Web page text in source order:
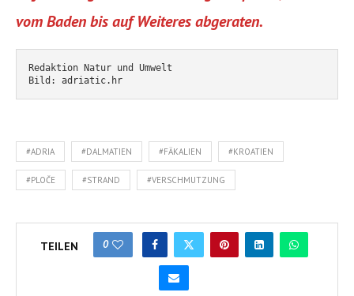
vom Baden bis auf Weiteres abgeraten.
Redaktion Natur und Umwelt
Bild: adriatic.hr
#ADRIA #DALMATIEN #FÄKALIEN #KROATIEN
#PLOČE #STRAND #VERSCHMUTZUNG
TEILEN 0